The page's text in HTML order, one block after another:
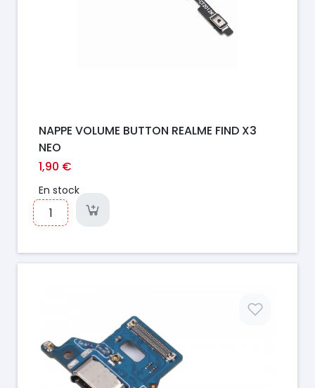
NAPPE VOLUME BUTTON REALME FIND X3
NEO
1,90 €
En stock